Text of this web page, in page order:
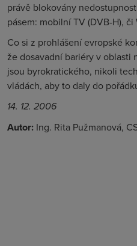
právě blokovány
pásem: mobilní TV (DVB-H), či
Co si z prohlášení evropské
že dosavadní bariéry v
jsou byrokratického, nikoli
vládách, aby to daly do
14. 12. 2006
Autor: Ing. Rita Pužmanová,